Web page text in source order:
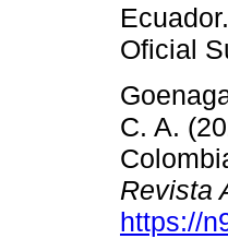
Oficial
C. A.
Revista
https://